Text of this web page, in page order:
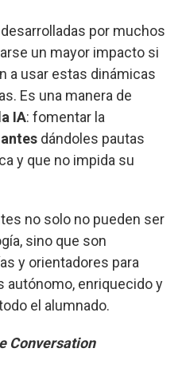
por muchos
un mayor impacto si
a usar estas dinámicas
Es una manera de
IA: fomentar la
dándoles pautas
y que no impida su
no solo no pueden ser
sino que son
y orientadores para
autónomo, enriquecido y
el alumnado.
Conversation